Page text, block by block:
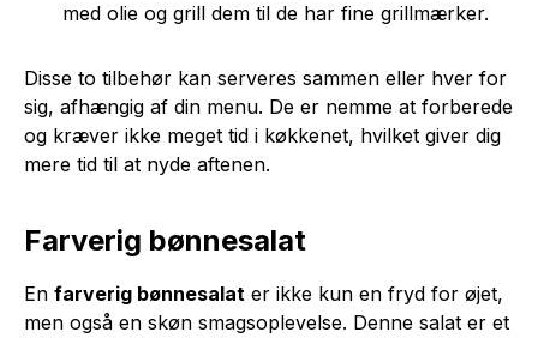
med olie og grill dem til de har fine grillmærker.
Disse to tilbehør kan serveres sammen eller hver for
sig, afhængig af din menu. De er nemme at forberede
og kræver ikke meget tid i køkkenet, hvilket giver dig
mere tid til at nyde aftenen.
Farverig bønnesalat
En farverig bønnesalat er ikke kun en fryd for øjet,
men også en skøn smagsoplevelse. Denne salat er et